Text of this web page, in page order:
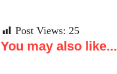
Post Views: 25
You may also like...